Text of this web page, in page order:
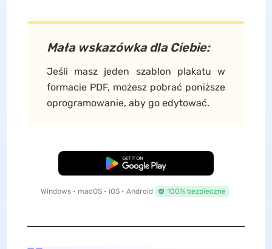
Mała wskazówka dla Ciebie:
Jeśli masz jeden szablon plakatu w
formacie PDF, możesz pobrać poniższe
oprogramowanie, aby go edytować.
Pobierz za darmo
Windows • macOS • iOS • Android 100% bezpieczne